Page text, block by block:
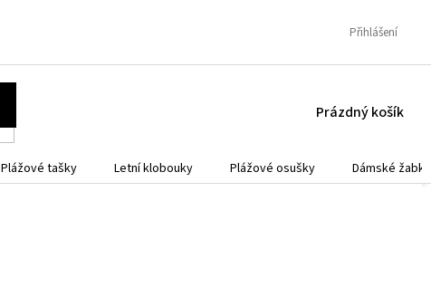
Přihlášení
NÁKUPNÍ
Prázdný košík
Plážové tašky Letní klobouky Plážové osušky
Dámské žabky